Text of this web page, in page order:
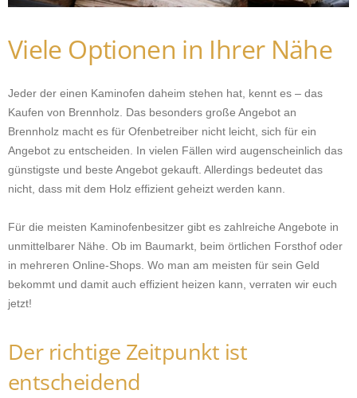
Viele Optionen in Ihrer Nähe
Jeder der einen Kaminofen daheim stehen hat, kennt es – das
Kaufen von Brennholz. Das besonders große Angebot an
Brennholz macht es für Ofenbetreiber nicht leicht, sich für ein
Angebot zu entscheiden. In vielen Fällen wird augenscheinlich das
günstigste und beste Angebot gekauft. Allerdings bedeutet das
nicht, dass mit dem Holz effizient geheizt werden kann.
Für die meisten Kaminofenbesitzer gibt es zahlreiche Angebote in
unmittelbarer Nähe. Ob im Baumarkt, beim örtlichen Forsthof oder
in mehreren Online-Shops. Wo man am meisten für sein Geld
bekommt und damit auch effizient heizen kann, verraten wir euch
jetzt!
Der richtige Zeitpunkt ist
entscheidend